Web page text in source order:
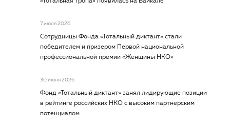
7 июля 2026
Сотрудницы Фонда «Тотальный диктант» стали
победителем и призером Первой национальной
профессиональной премии «Женщины НКО»
30 июня 2026
Фонд «Тотальный диктант» занял лидирующие позиции
в рейтинге российских НКО с высоким партнерским
потенциалом